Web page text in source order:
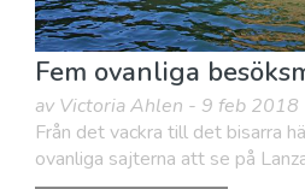
Fem ovanliga
av Victoria Ahlen - 9 feb 2018
Från det vackra till det bisarra
ovanliga sajterna att se på